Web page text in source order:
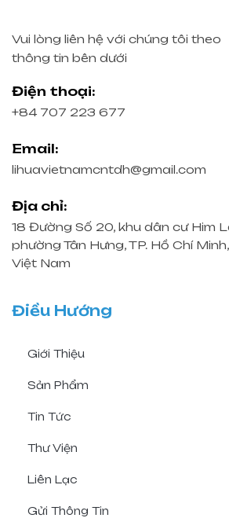
Vui lòng liên hệ với chúng tôi theo
thông tin bên dưới
Điện thoại:
+84 707 223 677
Email:
lihuavietnamcntdh@gmail.com
Địa chỉ:
18 Đường Số 20, khu dân cư Him
phường Tân Hưng, TP. Hồ Chí Minh,
Việt Nam
Điều Hướng
Giới Thiệu
Sản Phẩm
Tin Tức
Thư Viện
Liên Lạc
Gửi Thông Tin